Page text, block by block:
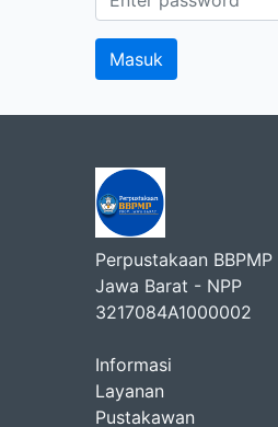
Perpustakaan
Jawa Barat - NPP
3217084A1000002
Informasi
Layanan
Pustakawan